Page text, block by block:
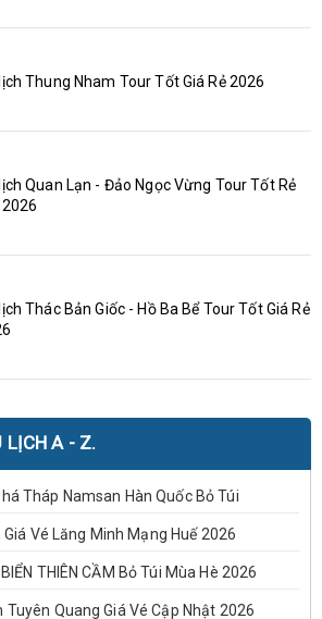
Thung Nham Tour Tốt Giá Rẻ 2026
Quan Lạn - Đảo Ngọc Vừng Tour Tốt Rẻ
2026
Thác Bản Giốc - Hồ Ba Bể Tour Tốt Giá Rẻ
LỊCH A - Z.
Tháp Namsan Hàn Quốc Bỏ Túi
Giá Vé Lăng Minh Mạng Huế 2026
THIÊN CẦM Bỏ Túi Mùa Hè 2026
Quang Giá Vé Cập Nhật 2026